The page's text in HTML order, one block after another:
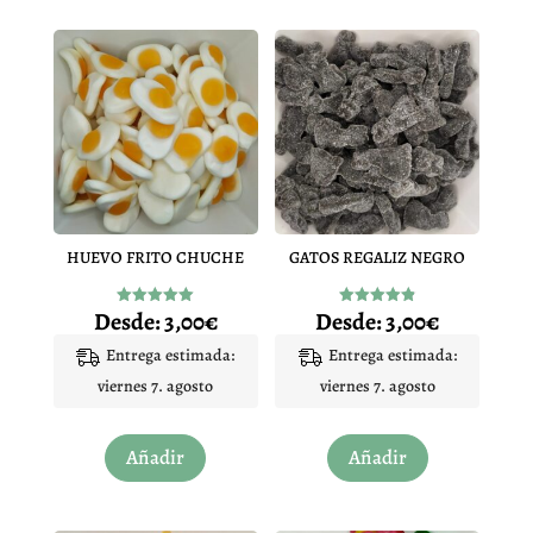
HUEVO FRITO CHUCHE
Valorado
con
de 5
Desde:3,00€
Entrega estimada:
viernes 7. agosto
Añadir
producto
GATOS REGALIZ NEGRO
Valorado
con
de 5
Desde:3,00€
Entrega estimada:
viernes 7. agosto
Añadir
producto